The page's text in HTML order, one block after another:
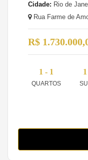
Cidade: Rio de
Rua Farme de
R$
1 - 1
QUARTOS